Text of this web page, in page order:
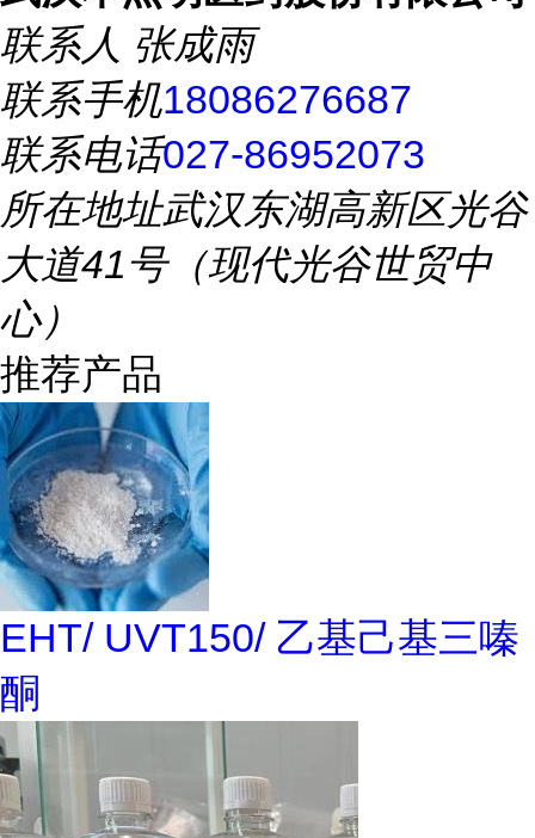
联系人 张成雨
联系手机18086276687
联系电话027-86952073
所在地址武汉东湖高新区光谷
大道41号（现代光谷世贸中
心）
推荐产品
EHT/ UVT150/ 乙基己基三嗪
酮